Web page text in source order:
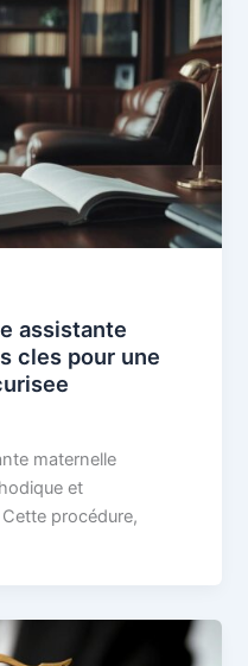
assistante
cles pour une
maternelle
et
procédure,